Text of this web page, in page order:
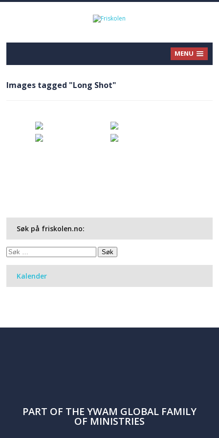
MENU
Images tagged "Long Shot"
Søk på friskolen.no:
Søk
Kalender
PART OF THE YWAM GLOBAL FAMILY
OF MINISTRIES